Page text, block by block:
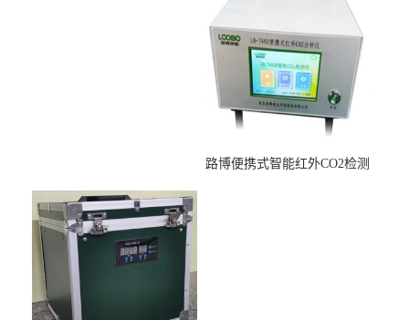
路博便携式智能红外CO2检测